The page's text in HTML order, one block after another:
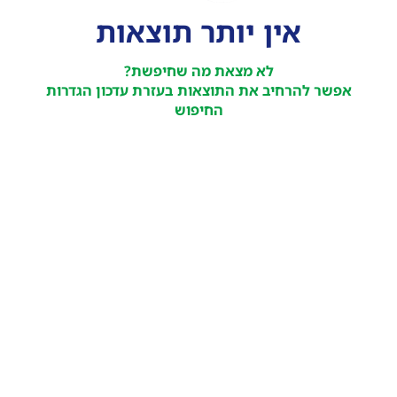
אין יותר תוצאות
לא מצאת מה שחיפשת?
אפשר להרחיב את התוצאות בעזרת עדכון הגדרות
החיפוש